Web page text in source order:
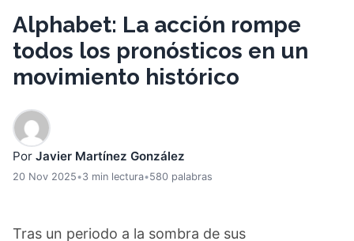
Alphabet: La acción rompe
todos los pronósticos en un
movimiento histórico
Por Javier Martínez González
20 Nov 2025•3 min lectura•580 palabras
Tras un periodo a la sombra de sus